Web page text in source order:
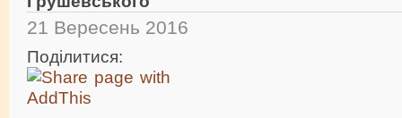
21 Вересень 2016
Поділитися: